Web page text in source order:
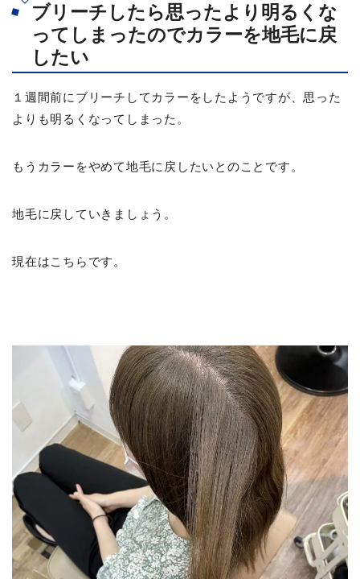
ブリーチしたら思ったより明るくな
ってしまったのでカラーを地毛に戻
したい
１週間前にブリーチしてカラーをしたようですが、思った
よりも明るくなってしまった。
もうカラーをやめて地毛に戻したいとのことです。
地毛に戻していきましょう。
現在はこちらです。